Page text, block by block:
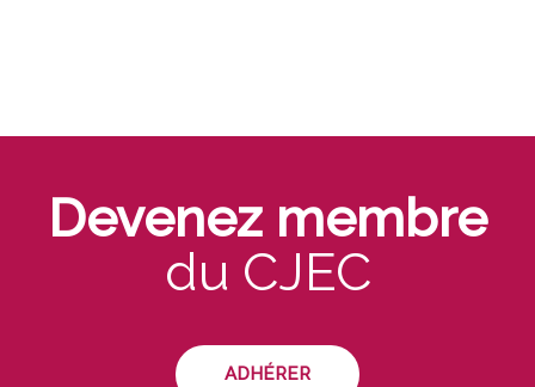
Devenez membre
du CJEC
ADHÉRER